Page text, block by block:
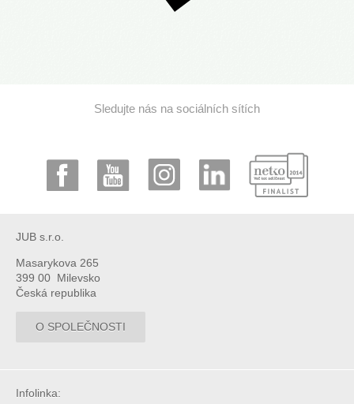
Sledujte nás na sociálních sítích
JUB s.r.o.
Masarykova 265
399 00 Milevsko
Česká republika
O SPOLEČNOSTI
Infolinka: